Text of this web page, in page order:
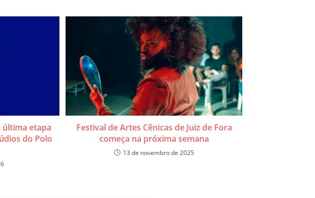
última etapa
do Polo
Festival de Artes Cênicas de Juiz de Fora
começa na próxima semana
13 de novembro de 2025